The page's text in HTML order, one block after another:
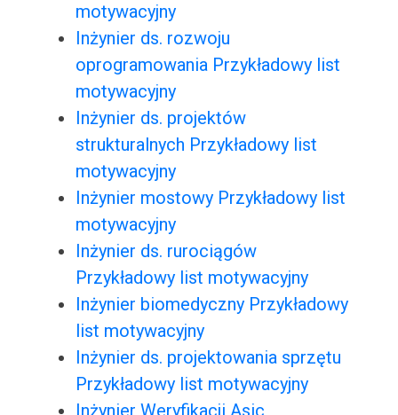
motywacyjny
Inżynier ds. rozwoju
oprogramowania Przykładowy list
motywacyjny
Inżynier ds. projektów
strukturalnych Przykładowy list
motywacyjny
Inżynier mostowy Przykładowy list
motywacyjny
Inżynier ds. rurociągów
Przykładowy list motywacyjny
Inżynier biomedyczny Przykładowy
list motywacyjny
Inżynier ds. projektowania sprzętu
Przykładowy list motywacyjny
Inżynier Weryfikacji Asic